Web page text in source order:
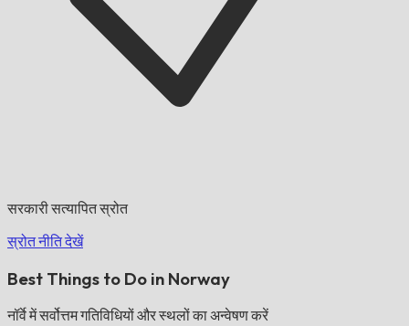
सरकारी सत्यापित स्रोत
स्रोत नीति देखें
Best Things to Do in Norway
नॉर्वे में सर्वोत्तम गतिविधियों और स्थलों का अन्वेषण करें